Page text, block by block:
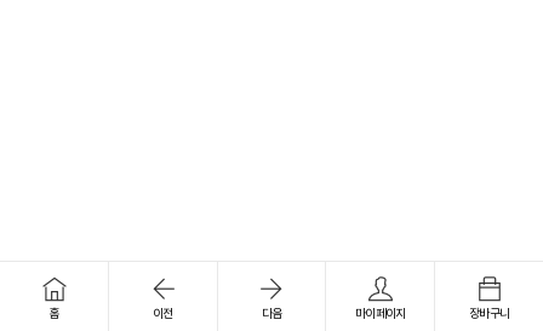
홈 이전 다음 마이페이지 장바구니